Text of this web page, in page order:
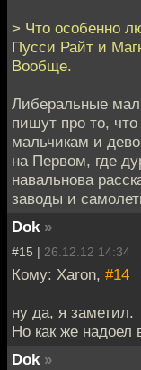
> Что особенно
Пусси Райт и
Вообще.
Либеральные
пишут про то,
мальчикам и
на Первом, где
навальнова
заводы и
Dok »
#15 | 26.12.12 14:34
Кому: Xaron, #14
ну да, я заметил.
Но как же надоел
Dok »